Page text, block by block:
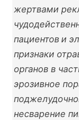
жертвами
пациентови
признаки
органов в
эрозивное
несварение